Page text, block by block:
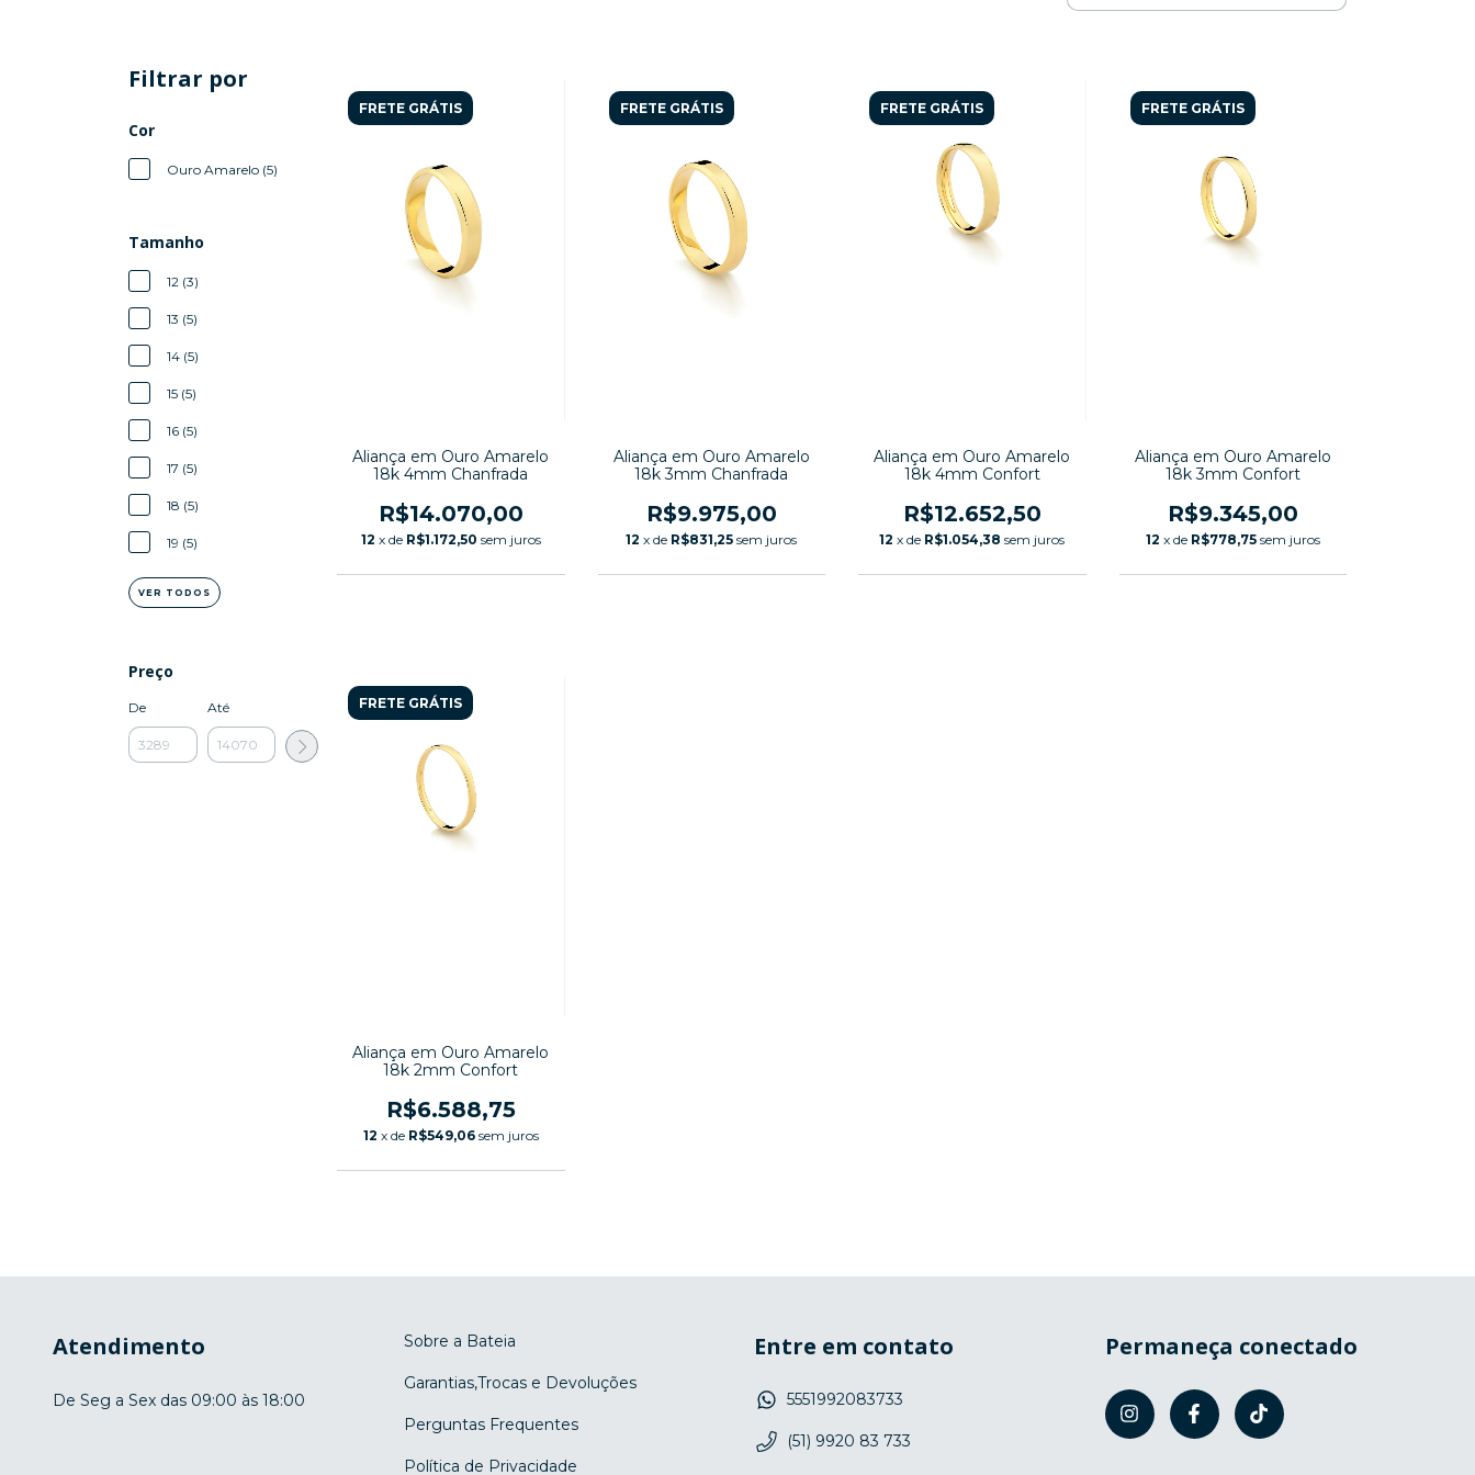
Filtrar por
Cor
Ouro Amarelo (5)
Tamanho
12 (3)
13 (5)
14 (5)
15 (5)
16 (5)
17 (5)
18 (5)
19 (5)
VER TODOS
Preço
De Até
FRETE GRÁTIS
Aliança em Ouro Amarelo
18k 4mm Chanfrada
R$14.070,00
12 x de R$1.172,50 sem juros
FRETE GRÁTIS
Aliança em Ouro Amarelo
18k 3mm Chanfrada
R$9.975,00
12 x de R$831,25 sem juros
FRETE GRÁTIS
Aliança em Ouro Amarelo
18k 4mm Confort
R$12.652,50
12 x de R$1.054,38 sem juros
FRETE GRÁTIS
Aliança em Ouro Amarelo
18k 3mm Confort
R$9.345,00
12 x de R$778,75 sem juros
FRETE GRÁTIS
Aliança em Ouro Amarelo
18k 2mm Confort
R$6.588,75
12 x de R$549,06 sem juros
Atendimento
De Seg a Sex das 09:00 às 18:00
Sobre a Bateia
Garantias,Trocas e Devoluções
Perguntas Frequentes
Política de Privacidade
Entre em contato
5551992083733
(51) 9920 83 733
Permaneça conectado